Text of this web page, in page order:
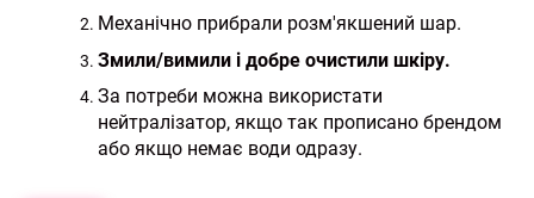
Механічно прибрали розм'якшений шар.
Змили/вимили і добре очистили шкіру.
За потреби можна використати
нейтралізатор, якщо так прописано брендом
або якщо немає води одразу.